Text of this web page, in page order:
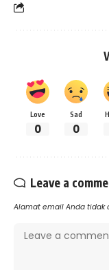
Love
0
Sad
0
Leave a
Alamat email Anda tidak